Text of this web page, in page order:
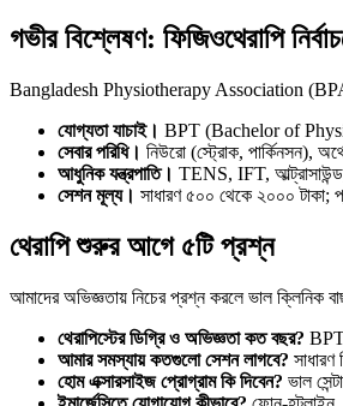
গভীর বিশ্লেষণ: ফিজিওথেরাপি
Bangladesh Physiotherapy Association (BPA)-
যোগ্যতা যাচাই। BPT (Bachelor of
সেবার পরিধি। নিউরো (স্ট্রোক, পার্কিনসন),
আধুনিক যন্ত্রপাতি। TENS, IFT, আল্ট্রাসাউন্ড,
সেশন মূল্য। সাধারণ ৫০০ থেকে ২০০০
থেরাপি শুরুর আগে ৫টি প্রশ্ন
আমাদের অভিজ্ঞতায় নিচের প্রশ্ন করলে ভাল ক্লিনিক
থেরাপিস্টের ডিগ্রি ও অভিজ্ঞতা কত বছর? BPT
আমার সমস্যায় কতগুলো সেশন লাগবে?
হোম এক্সারসাইজ প্রোগ্রাম কি দিবেন? ভাল